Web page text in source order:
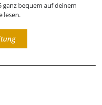
ganz bequem auf deinem
lesen.